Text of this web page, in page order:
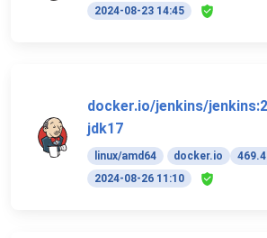
2024-08-23 14:45
docker.io/jenkins/
jdk17
linux/amd64 docker.io
2024-08-26 11:10